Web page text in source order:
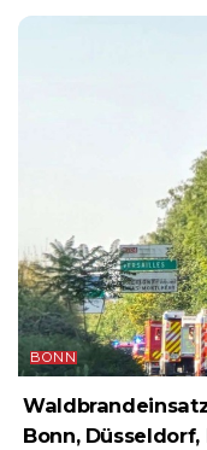
BONN
Bonn,